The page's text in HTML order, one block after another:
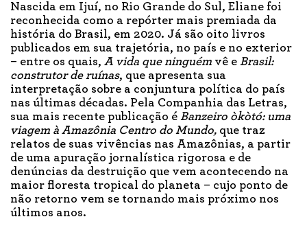
Nascida em Ijuí, no Rio Grande do Sul, Eliane foi
reconhecida como a repórter mais premiada da
história do Brasil, em 2020. Já são oito livros
publicados em sua trajetória, no país e no exterior
– entre os quais, A vida que ninguém vê e Brasil:
construtor de ruínas, que apresenta sua
interpretação sobre a conjuntura política do país
nas últimas décadas. Pela Companhia das Letras,
sua mais recente publicação é Banzeiro òkòtó: uma
viagem à Amazônia Centro do Mundo, que traz
relatos de suas vivências nas Amazônias, a partir
de uma apuração jornalística rigorosa e de
denúncias da destruição que vem acontecendo na
maior floresta tropical do planeta – cujo ponto de
não retorno vem se tornando mais próximo nos
últimos anos.